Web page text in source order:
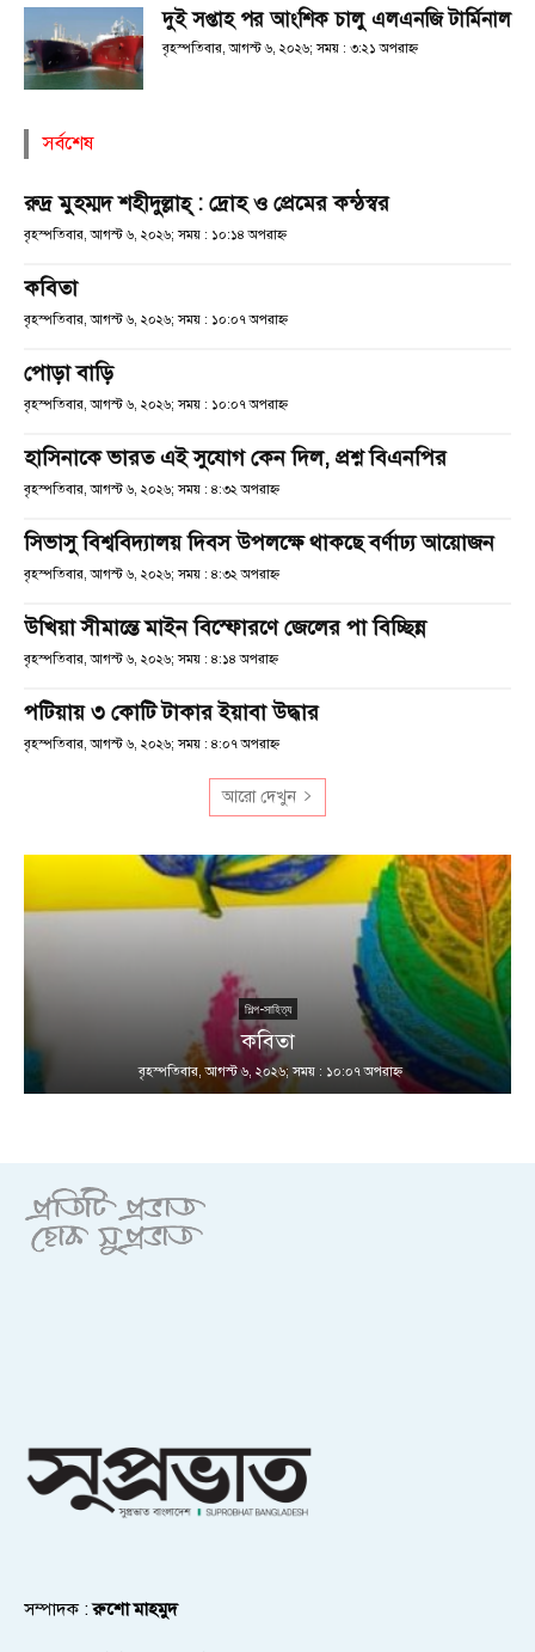
দুই সপ্তাহ পর আংশিক চালু এলএনজি টার্মিনাল
বৃহস্পতিবার, আগস্ট ৬, ২০২৬; সময় : ৩:২১ অপরাহ্ণ
সর্বশেষ
রুদ্র মুহম্মদ শহীদুল্লাহ্ : দ্রোহ ও প্রেমের কন্ঠস্বর
বৃহস্পতিবার, আগস্ট ৬, ২০২৬; সময় : ১০:১৪ অপরাহ্ণ
কবিতা
বৃহস্পতিবার, আগস্ট ৬, ২০২৬; সময় : ১০:০৭ অপরাহ্ণ
পোড়া বাড়ি
বৃহস্পতিবার, আগস্ট ৬, ২০২৬; সময় : ১০:০৭ অপরাহ্ণ
হাসিনাকে ভারত এই সুযোগ কেন দিল, প্রশ্ন বিএনপির
বৃহস্পতিবার, আগস্ট ৬, ২০২৬; সময় : ৪:৩২ অপরাহ্ণ
সিভাসু বিশ্ববিদ্যালয় দিবস উপলক্ষে থাকছে বর্ণাঢ্য আয়োজন
বৃহস্পতিবার, আগস্ট ৬, ২০২৬; সময় : ৪:৩২ অপরাহ্ণ
উখিয়া সীমান্তে মাইন বিস্ফোরণে জেলের পা বিচ্ছিন্ন
বৃহস্পতিবার, আগস্ট ৬, ২০২৬; সময় : ৪:১৪ অপরাহ্ণ
পটিয়ায় ৩ কোটি টাকার ইয়াবা উদ্ধার
বৃহস্পতিবার, আগস্ট ৬, ২০২৬; সময় : ৪:০৭ অপরাহ্ণ
আরো দেখুন
শিল্প-সাহিত্য
কবিতা
বৃহস্পতিবার, আগস্ট ৬, ২০২৬; সময় : ১০:০৭ অপরাহ্ণ
সম্পাদক :রুশো মাহমুদ